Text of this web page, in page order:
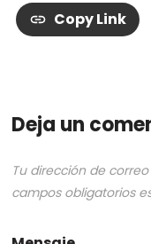
Copy Link
Deja un
Tu dirección de
campos obligatorios